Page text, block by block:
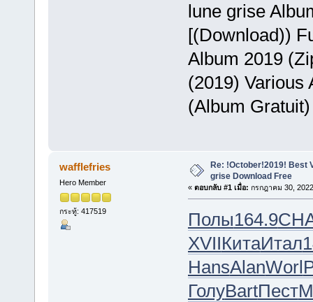
lune grise
[(Download))
Album 2019
(2019) Various
(Album Gratuit)
wafflefries
Hero Member
กระทู้: 417519
Re: !October!2019! Best
grise Download Free
« ตอบกลับ #1 เมื่อ: กรกฎาคม 30,
Полы164.9
XVIIКитаИтал
HansAlanWorl
ГолуBartПест